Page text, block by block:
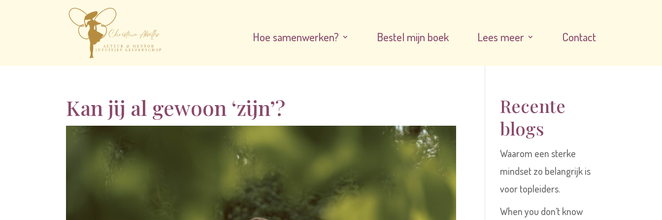
Hoe samenwerken? Bestel mijn boek Lees meer Contact
Kan jij al gewoon ‘zijn’?
Recente
blogs
Waarom een sterke
mindset zo belangrijk is
voor topleiders.
When you don’t know